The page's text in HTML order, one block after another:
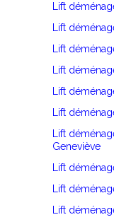
Lift
Lift
Lift
Lift
Lift
Lift
Lift
Geneviève
Lift
Lift
Lift